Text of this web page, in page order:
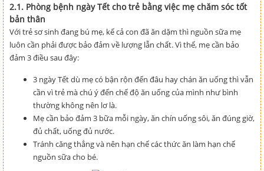
2.1. Phòng bệnh ngày Tết cho trẻ bằng việc mẹ chăm sóc tốt
bản thân
Với trẻ sơ sinh đang bú mẹ, kể cả con đã ăn dặm thì nguồn sữa mẹ
luôn cần phải được bảo đảm về lượng lẫn chất. Vì thế, mẹ cần bảo
đảm 3 điều sau đây:
3 ngày Tết dù mẹ có bận rộn đến đâu hay chán ăn uống thì vẫn
cần vì trẻ mà chú ý đến chế độ ăn uống của mình như bình
thường không nên lơ là.
Mẹ cần bảo đảm 3 bữa mỗi ngày, ăn chín uống sôi, ăn đúng giờ,
đủ chất, uống đủ nước.
Tránh căng thẳng và nên hạn chế các thức ăn làm hạn chế
nguồn sữa cho bé.